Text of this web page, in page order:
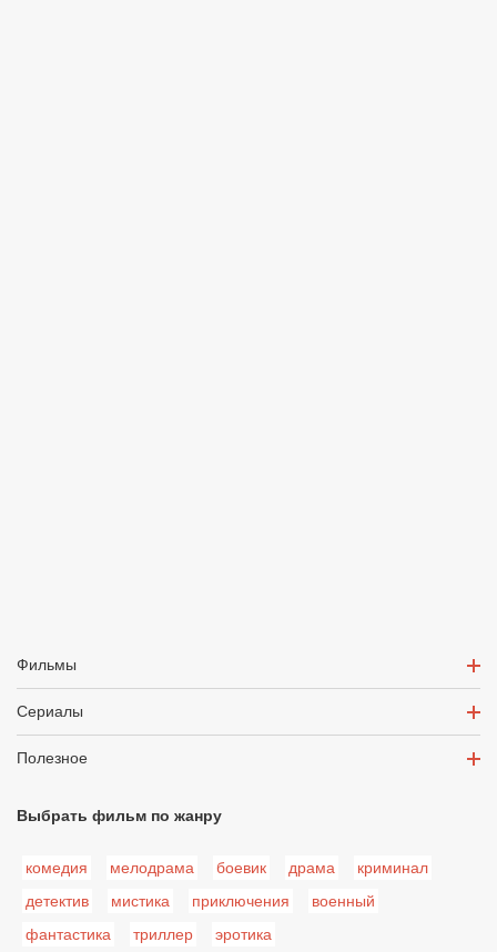
Фильмы
Сериалы
Полезное
Выбрать фильм по жанру
комедия мелодрама боевик драма
криминал
детектив
мистика приключения
военный
фантастика
триллер эротика